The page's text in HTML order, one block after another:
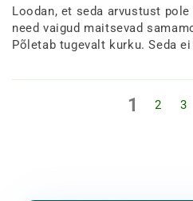
Loodan, et seda arvustust
need vaigud maitsevad
Põletab tugevalt kurku. Seda
1 2 3